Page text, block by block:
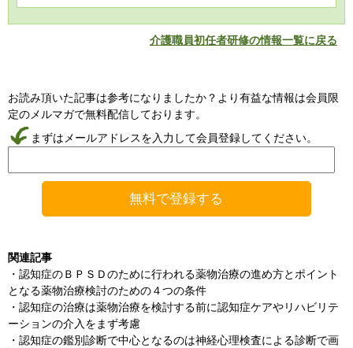
介護職員初任者研修の情報一覧に戻る
お読み頂いた記事は参考になりましたか？より有益な情報は会員限
定のメルマガで無料配信しております。
まずはメールアドレスを入力して会員登録してください。
関連記事
・ 認知症のＢＰＳＤのために行われる薬物治療の進め方とポイント
となる薬物治療検討のための４つの条件
・ 認知症の治療は薬物治療を検討する前に認知症ケアやリハビリテ
ーションの介入をまず考慮
・ 認知症の鑑別診断で中心となるのは神経心理検査による診断で画